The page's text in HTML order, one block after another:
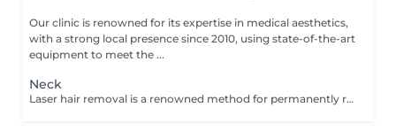
Our clinic is renowned for its expertise in medical aesthetics,
with a strong local presence since 2010, using state-of-the-art
equipment to meet the ...
Neck
Laser hair removal is a renowned method for permanently removing unwanted hair. At Mediskin, three types of machines are available depending on your phototype: Alexandrite, Nd-Yag, and Diode. During your first session, we will conduct an assessment to establish your goals based on your skin and hair type.